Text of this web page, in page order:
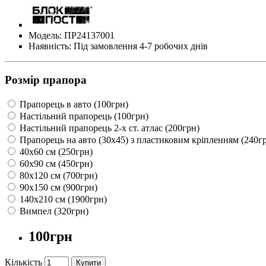
Модель: ПР24137001
Наявність: Під замовлення 4-7 робочих днів
Розмір прапора
Прапорець в авто (100грн)
Настільний прапорець (100грн)
Настільний прапорець 2-х ст. атлас (200грн)
Прапорець на авто (30х45) з пластиковим кріпленням
40х60 см (250грн)
60х90 см (450грн)
80х120 см (700грн)
90х150 см (900грн)
140х210 см (1900грн)
Вимпел (320грн)
100грн
Кількість Купити